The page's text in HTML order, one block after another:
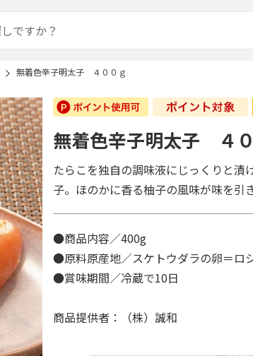
無着色辛子明太子 ４００ｇ
無着色辛子明太子 ４
たらこを独自の調味液にじっくりと漬
子。ほのかに香る柚子の風味が味を引
●商品内容／400g
●原料原産地／スケトウダラの卵＝ロ
●賞味期間／冷蔵で10日
商品提供者：（株）誠和